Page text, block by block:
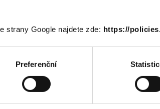
strany Google najdete zde: https://
Preferenční